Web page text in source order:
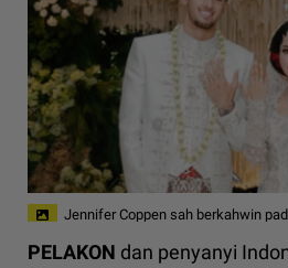
Jennifer Coppen sah berkahwin
PELAKON dan penyanyi